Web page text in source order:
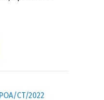
CT/2022